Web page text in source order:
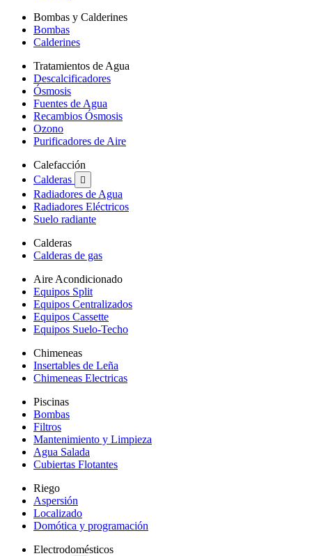
Bombas y Calderines
Bombas
Calderines
Tratamientos de Agua
Descalcificadores
Ósmosis
Fuentes de Agua
Recambios Ósmosis
Ozono
Purificadores de Aire
Calefacción
Calderas

Radiadores de Agua
Radiadores Eléctricos
Suelo radiante
Calderas
Calderas de gas
Aire Acondicionado
Equipos Split
Equipos Centralizados
Equipos Cassette
Equipos Suelo-Techo
Chimeneas
Insertables de Leña
Chimeneas Electricas
Piscinas
Bombas
Filtros
Mantenimiento y Limpieza
Agua Salada
Cubiertas Flotantes
Riego
Aspersión
Localizado
Domótica y programación
Electrodomésticos